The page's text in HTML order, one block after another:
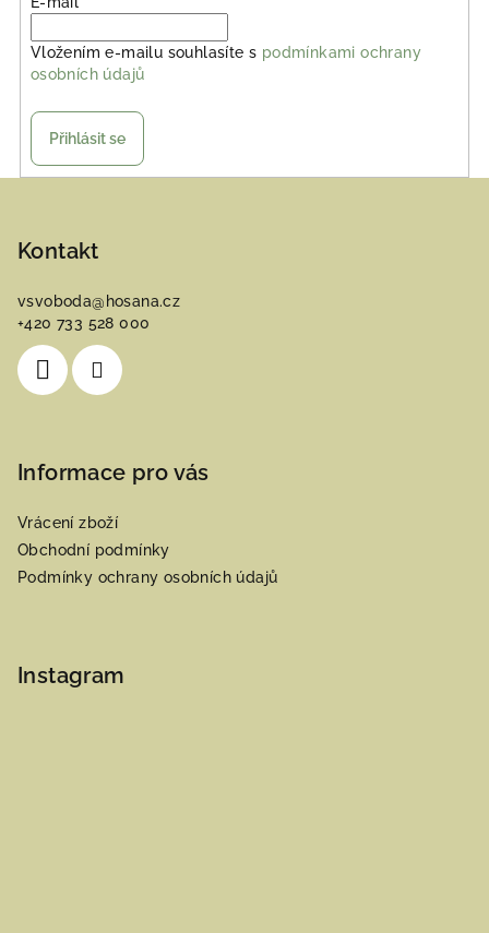
Vložením e-mailu souhlasíte s podmínkami ochrany
osobních údajů
Přihlásit se
Kontakt
vsvoboda@ hosana.cz
+420 733 528 000
Informace pro vás
Vrácení zboží
Obchodní podmínky
Podmínky ochrany osobních údajů
Instagram